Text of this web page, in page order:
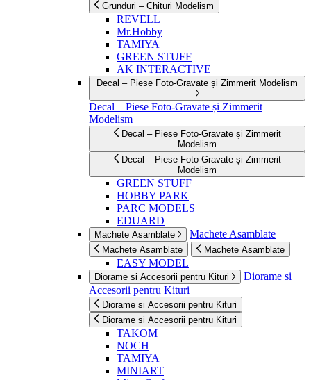
Grunduri – Chituri Modelism
REVELL
Mr.Hobby
TAMIYA
GREEN STUFF
AK INTERACTIVE
Decal – Piese Foto-Gravate și Zimmerit Modelism
Decal – Piese Foto-Gravate și Zimmerit
Modelism
Decal – Piese Foto-Gravate și Zimmerit
Modelism
Decal – Piese Foto-Gravate și Zimmerit
Modelism
GREEN STUFF
HOBBY PARK
PARC MODELS
EDUARD
Machete Asamblate Machete Asamblate
Machete Asamblate Machete Asamblate
EASY MODEL
Diorame si Accesorii pentru Kituri
Diorame si
Accesorii pentru Kituri
Diorame si Accesorii pentru Kituri
Diorame si Accesorii pentru Kituri
TAKOM
NOCH
TAMIYA
MINIART